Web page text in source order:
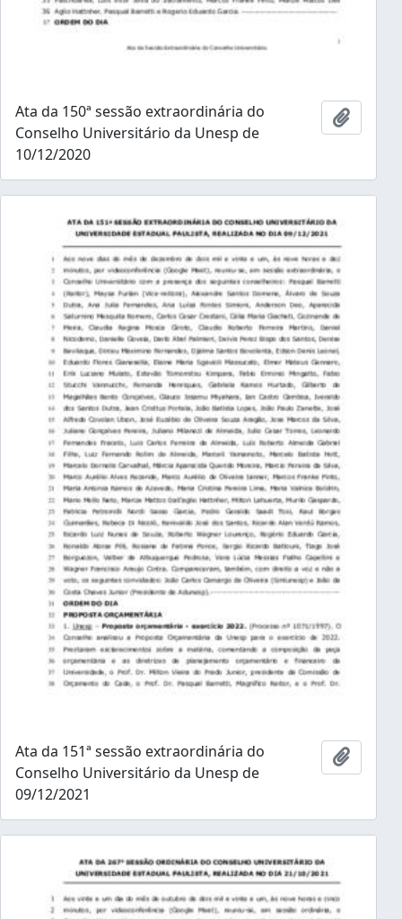
Ata da 150ª sessão extraordinária do
Conselho Universitário da Unesp de
10/12/2020
Ata da 151ª sessão extraordinária do
Conselho Universitário da Unesp de
09/12/2021